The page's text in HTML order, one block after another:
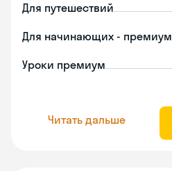
Для путешествий
Для начинающих - премиум
Уроки премиум
Читать дальше